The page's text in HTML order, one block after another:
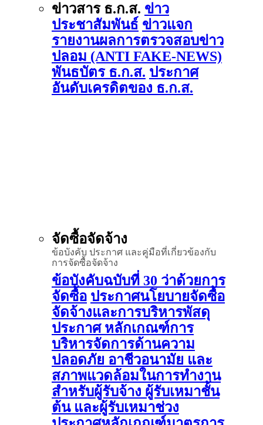
ข่าวสาร ธ.ก.ส. ข่าว
ประชาสัมพันธ์ ข่าวแจก
รายงานผลการตรวจสอบข่าว
ปลอม (ANTI FAKE-NEWS)
พันธบัตร ธ.ก.ส. ประกาศ
อันดับเครดิตของ ธ.ก.ส.
จัดซื้อจัดจ้าง
ข้อบังคับ ประกาศ และคู่มือที่เกี่ยวข้องกับ
การจัดซื้อจัดจ้าง
ข้อบังคับฉบับที่ 30 ว่าด้วยการ
จัดซื้อ ประกาศนโยบายจัดซื้อ
จัดจ้างและการบริหารพัสดุ
ประกาศ หลักเกณฑ์การ
บริหารจัดการด้านความ
ปลอดภัย อาชีวอนามัย และ
สภาพแวดล้อมในการทำงาน
สำหรับผู้รับจ้าง ผู้รับเหมาชั้น
ต้น และผู้รับเหมาช่วง